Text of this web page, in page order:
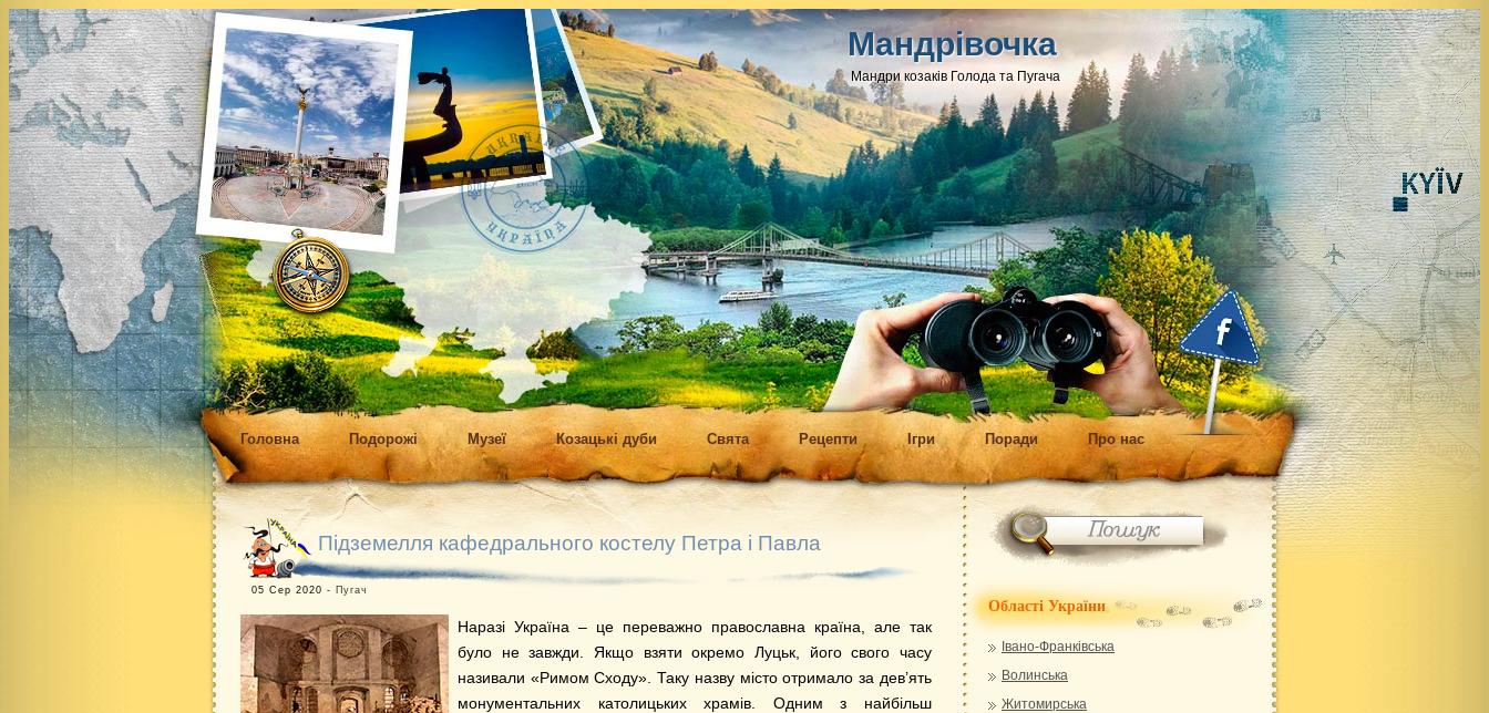
Мандрівочка
Мандри козаків Голода та Пугача
Головна Подорожі Музеї Козацькі дуби Свята Рецепти Ігри Поради Про нас
Підземелля кафедрального костелу Петра і Павла
05 Сер 2020 - Пугач
Наразі Україна – це переважно православна країна, але так
було не завжди. Якщо взяти окремо Луцьк, його свого часу
називали «Римом Сходу». Таку назву місто отримало за дев’ять
монументальних католицьких храмів. Одним з найбільш
Області України
Івано-Франківська
Волинська
Житомирська